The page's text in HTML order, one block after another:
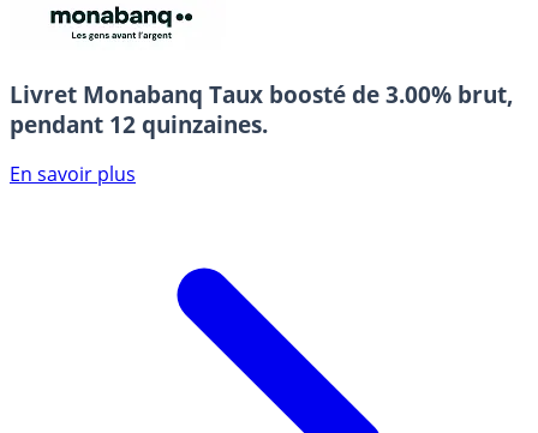
Livret Monabanq Taux boosté de 3.00% brut,
pendant 12 quinzaines.
En savoir plus